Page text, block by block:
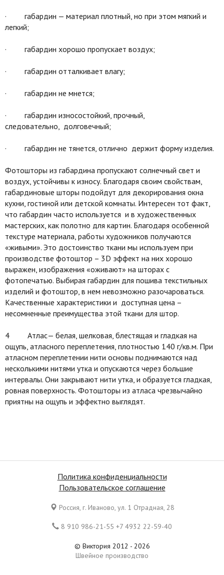
· габардин — материал плотный, но при этом мягкий и
легкий;
· габардин хорошо пропускает воздух;
· габардин отталкивает влагу;
· габардин не мнется;
· габардин износостойкий, прочный,
следовательно, долговечный;
· габардин не тянется, отлично держит форму изделия.
Фотошторы из габардина пропускают солнечный свет и
воздух, устойчивы к износу. Благодаря своим свойствам,
габардиновые шторы подойдут для декорирования окна
кухни, гостиной или детской комнаты. Интересен тот факт,
что габардин часто используется и в художественных
мастерских, как полотно для картин. Благодаря особенной
текстуре материала, работы художников получаются
«живыми». Это достоинство ткани мы используем при
производстве фотоштор – 3D эффект на них хорошо
выражен, изображения «оживают» на шторах с
фотопечатью. Выбирая габардин для пошива текстильных
изделий и фотоштор, в нем невозможно разочароваться.
Качественные характеристики и доступная цена –
несомненные преимущества этой ткани для штор.
4 Атлас— белая, шелковая, блестящая и гладкая на
ощупь, атласного переплетения, плотностью 140 г/кв.м. При
атласном переплетении нити основы поднимаются над
несколькими нитями утка и опускаются через большие
интервалы. Они закрывают нити утка, и образуется гладкая,
ровная поверхность. Фотошторы из атласа чрезвычайно
приятны на ощупь и эффектно выглядят.
Политика конфиденциальности
Пользовательское соглашение
Россия, г. Иваново, ул. 1 Отрадная, 28
8 910 986-21-55 +7 4932 22-59-40
© Виктория 2012 - 2026
Швейное производство